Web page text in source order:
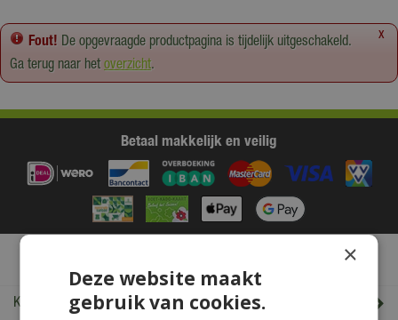
x
Fout! De opgevraagde productpagina is tijdelijk uitgeschakeld.
Ga terug naar hetoverzicht.
Betaal makkelijk en veilig
Klantenservice
×
Deze website maakt
gebruik van cookies.